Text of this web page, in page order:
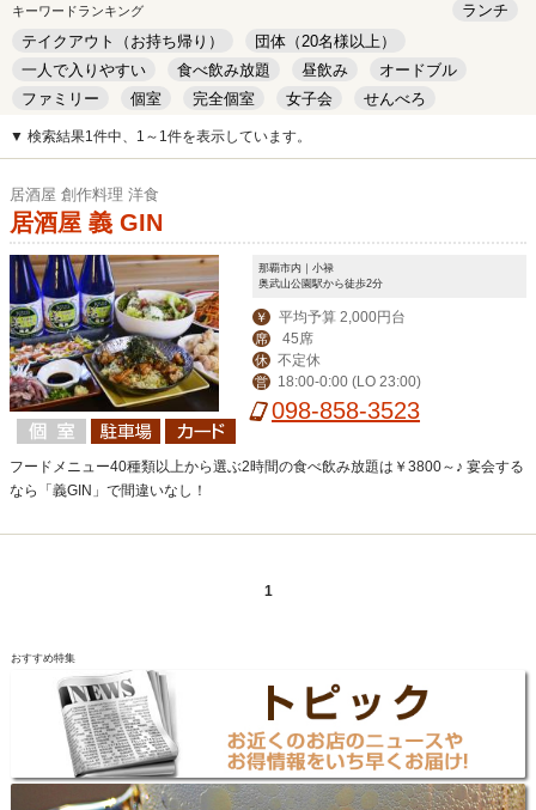
キーワードランキング
ランチ
テイクアウト（お持ち帰り）
団体（20名様以上）
一人で入りやすい
食べ飲み放題 昼飲み
オードブル
ファミリー
個室 完全個室 女子会
せんべろ
キッズルーム
安い デート
▼ 検索結果1件中、1～1件を表示しています。
居酒屋 創作料理 洋食
居酒屋 義 GIN
那覇市内｜小禄
奥武山公園駅から徒歩2分
￥ 平均予算 2,000円台
席 45席
休 不定休
営 18:00-0:00 (LO 23:00)
098-858-3523
フードメニュー40種類以上から選ぶ2時間の食べ飲み放題は￥3800～♪ 宴会する
なら「義GIN」で間違いなし！
1
おすすめ特集